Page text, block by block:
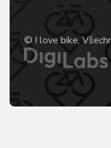
© I love bike,